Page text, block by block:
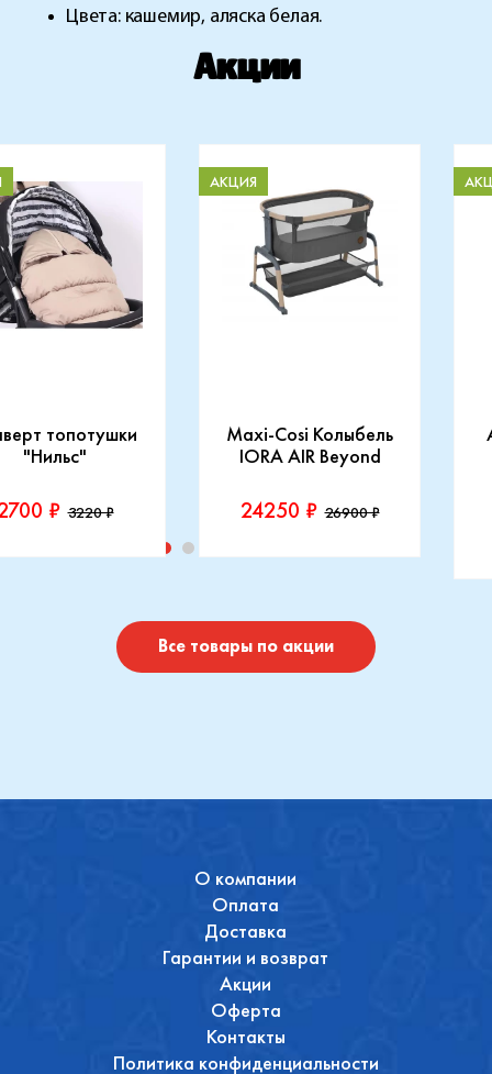
Цвета: кашемир, аляска белая.
Акции
топотушки
"Нильс"
₽ 3220 ₽
Maxi-Cosi Колыбель
IORA AIR Beyond
АКЦИЯ
24250 ₽ 26900 ₽
Производитель::
Купить
Все товары по акции
О компании
Оплата
Доставка
Гарантии и возврат
Акции
Оферта
Контакты
Политика конфиденциальности